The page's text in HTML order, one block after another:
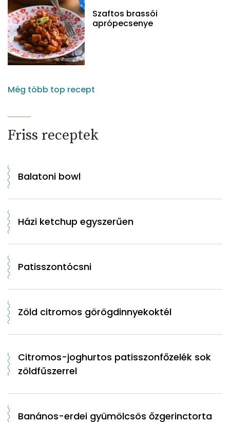
Szaftos brassói
aprópecsenye
Még több top recept
Friss receptek
Balatoni bowl
Házi ketchup egyszerűen
Patisszontócsni
Zöld citromos görögdinnyekoktél
Citromos-joghurtos patisszonfőzelék sok
zöldfűszerrel
Banános-erdei gyümölcsös őzgerinctorta